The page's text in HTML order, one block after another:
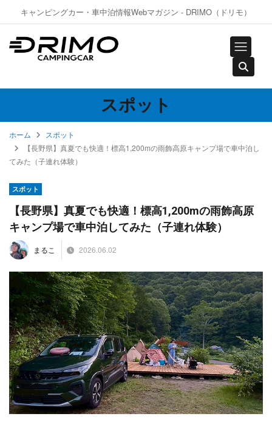
キャンピングカー・車中泊情報Webマガジン - DRIMO（ドリモ）
スポット
ホーム
スポット
【長野県】真夏でも快適！標高1,200mの雨飾高原キャンプ場で車中泊し
てみた（子連れ体験）
スポット
【長野県】真夏でも快適！標高1,200mの雨飾高原
キャンプ場で車中泊してみた（子連れ体験）
まるこ 2026.06.02